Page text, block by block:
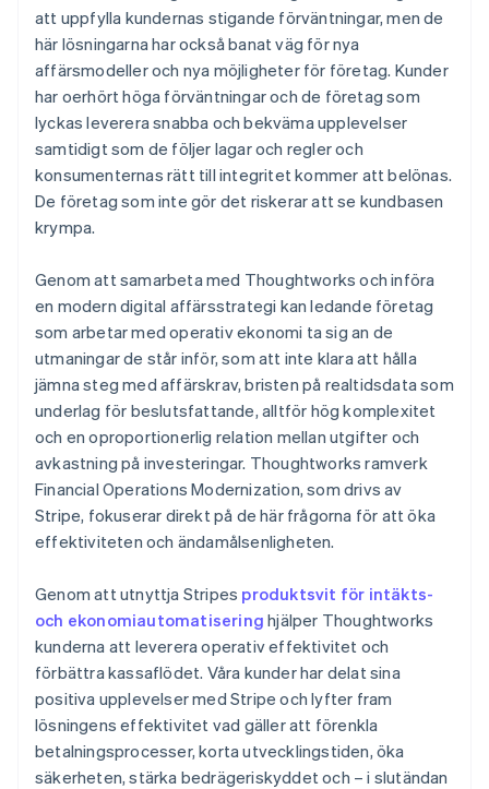
att uppfylla kundernas stigande förväntningar, men de
här lösningarna har också banat väg för nya
affärsmodeller och nya möjligheter för företag. Kunder
har oerhört höga förväntningar och de företag som
lyckas leverera snabba och bekväma upplevelser
samtidigt som de följer lagar och regler och
konsumenternas rätt till integritet kommer att belönas.
De företag som inte gör det riskerar att se kundbasen
krympa.
Genom att samarbeta med Thoughtworks och införa
en modern digital affärsstrategi kan ledande företag
som arbetar med operativ ekonomi ta sig an de
utmaningar de står inför, som att inte klara att hålla
jämna steg med affärskrav, bristen på realtidsdata som
underlag för beslutsfattande, alltför hög komplexitet
och en oproportionerlig relation mellan utgifter och
avkastning på investeringar. Thoughtworks ramverk
Financial Operations Modernization, som drivs av
Stripe, fokuserar direkt på de här frågorna för att öka
effektiviteten och ändamålsenligheten.
Genom att utnyttja Stripes produktsvit för intäkts-
och ekonomiautomatisering hjälper Thoughtworks
kunderna att leverera operativ effektivitet och
förbättra kassaflödet. Våra kunder har delat sina
positiva upplevelser med Stripe och lyfter fram
lösningens effektivitet vad gäller att förenkla
betalningsprocesser, korta utvecklingstiden, öka
säkerheten, stärka bedrägeriskyddet och – i slutändan